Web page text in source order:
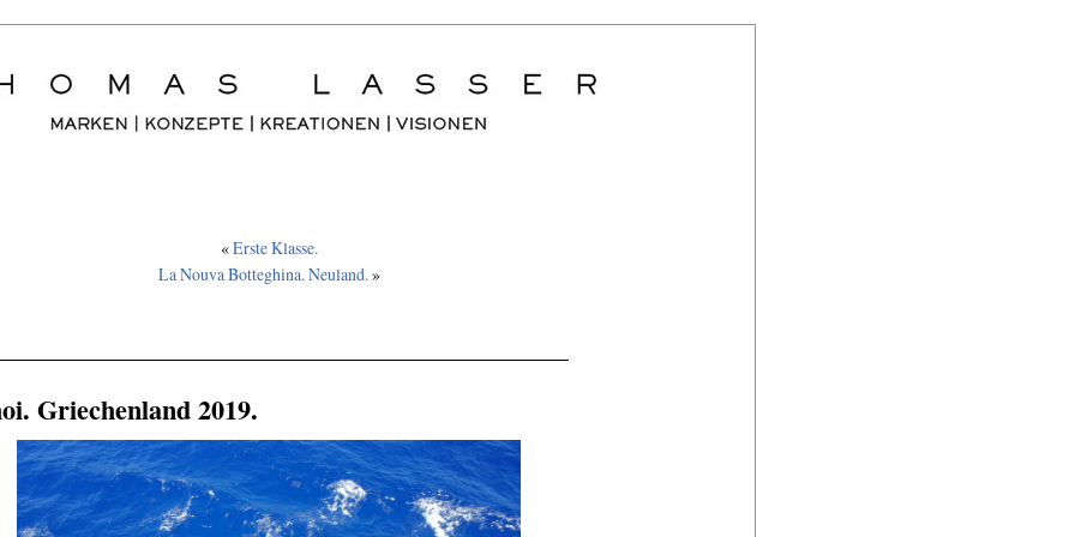
«Erste Klasse.
La Nouva Botteghina. Neuland.»
Griechenland 2019.